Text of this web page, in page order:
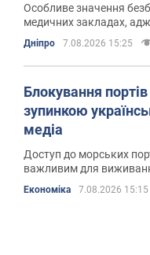
Особливе значення
медичних закладах,
різними потребами
доступ до лікування та
Дніпро 7.08.2026 15:25
Блокування
зупинкою
медіа
Доступ до морських
важливим для
металургійної галузі
Економіка 7.08.2026 15:15